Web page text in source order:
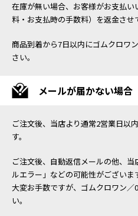
在庫が無い場合、お客様がお支払
料・お支払時の手数料）を返金させ
商品到着から7日以内にゴムクロワ
さい。
メールが届かない場合
ご注文後、当店より通常2営業日以
す。
ご注文後、自動返信メールの他、
ルエラー」などの可能性がございま
大変お手数ですが、ゴムクロワン／
い。